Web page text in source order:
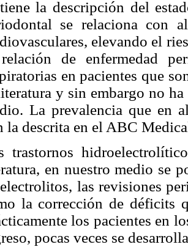
la descripción del
se relaciona con
elevando el
de enfermedad
en pacientes que
y sin embargo no
La prevalencia que en
la descrita en el ABC
trastornos
en nuestro medio se
las revisiones
la corrección de déficits
los pacientes en
pocas veces se